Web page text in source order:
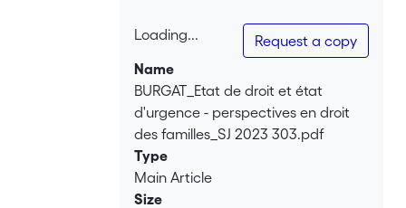
Loading...
Loading...
Request a copy
Name
BURGAT_Etat de droit et état
d'urgence - perspectives en droit
des familles_SJ 2023 303.pdf
Type
Main Article
Size